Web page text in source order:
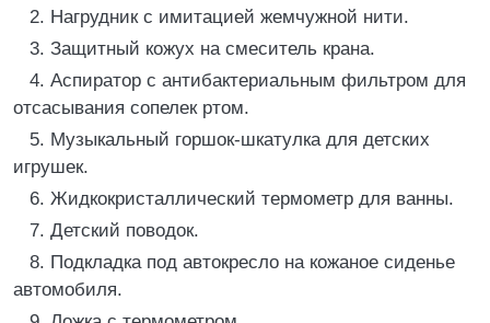
2. Нагрудник с имитацией жемчужной нити.
3. Защитный кожух на смеситель крана.
4. Аспиратор с антибактериальным фильтром для
отсасывания сопелек ртом.
5. Музыкальный горшок-шкатулка для детских
игрушек.
6. Жидкокристаллический термометр для ванны.
7. Детский поводок.
8. Подкладка под автокресло на кожаное сиденье
автомобиля.